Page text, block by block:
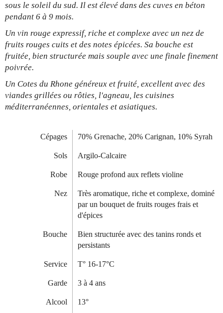
sous le soleil du sud. Il est élevé dans des cuves en béton
pendant 6 à 9 mois.
Un vin rouge expressif, riche et complexe avec un nez de
fruits rouges cuits et des notes épicées. Sa bouche est
fruitée, bien structurée mais souple avec une finale finement
poivrée.
Un Cotes du Rhone généreux et fruité, excellent avec des
viandes grillées ou rôties, l'agneau, les cuisines
méditerranéennes, orientales et asiatiques.
Cépages 70% Grenache, 20% Carignan, 10% Syrah
Sols Argilo-Calcaire
Robe Rouge profond aux reflets violine
Nez
Très aromatique, riche et complexe, dominé
par un bouquet de fruits rouges frais et
d'épices
Bouche
Bien structurée avec des tanins ronds et
persistants
Service T° 16-17°C
Garde 3 à 4 ans
Alcool 13°